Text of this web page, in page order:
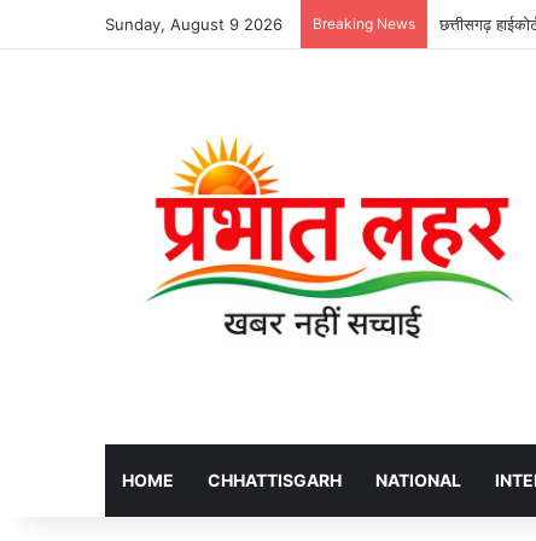
Sunday, August 9 2026 Breaking News छत्तीसगढ़
HOME CHHATTISGARH NATIONAL